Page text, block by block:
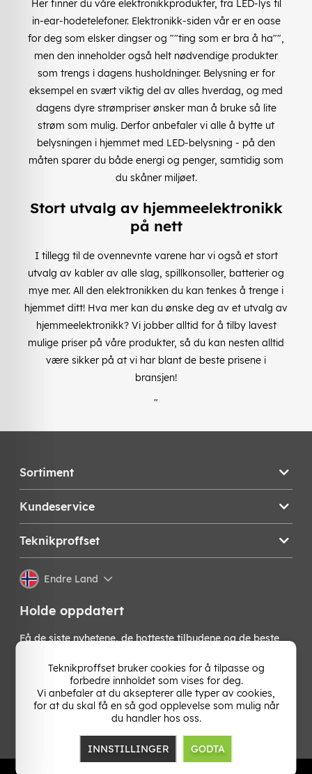
Her finner du våre elektronikkprodukter, fra LED-lys til
in-ear-hodetelefoner. Elektronikk-siden vår er en oase
for deg som elsker dingser og ""ting som er bra å ha"",
men den inneholder også helt nødvendige produkter
som trengs i dagens husholdninger. Belysning er for
eksempel en svært viktig del av alles hverdag, og med
dagens dyre strømpriser ønsker man å bruke så lite
strøm som mulig. Derfor anbefaler vi alle å bytte ut
belysningen i hjemmet med LED-belysning - på den
måten sparer du både energi og penger, samtidig som
du skåner miljøet.
Stort utvalg av hjemmeelektronikk
på nett
I tillegg til de ovennevnte varene har vi også et stort
utvalg av kabler av alle slag, spillkonsoller, batterier og
mye mer. All den elektronikken du kan tenkes å trenge i
hjemmet ditt! Hva mer kan du ønske deg av et utvalg av
hjemmeelektronikk? Vi jobber alltid for å tilby lavest
mulige priser på våre produkter, så du kan nesten alltid
være sikker på at vi har blant de beste prisene i
bransjen!
"
Sortiment
Kundeservice
Teknikproffset
Endre Land
Holde oppdatert
Få de siste nyhetene, de hotteste tilbudene og de beste
nyhetsbrev!
OK
Teknikproffset bruker cookies for å tilpasse og
forbedre innholdet som vises for deg.
Vi anbefaler at du aksepterer alle typer av cookies,
for at du skal få en så god opplevelse som mulig når
du handler hos oss.
INNSTILLINGER GODTA